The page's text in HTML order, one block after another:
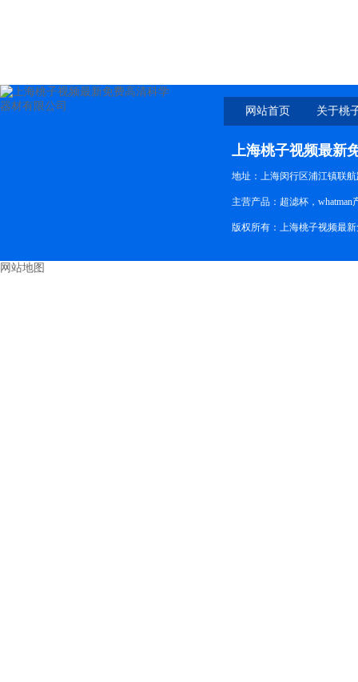
网站首页 关于桃
上海桃子视频最新
地址：上海闵行区浦江镇联
主营产品：超滤杯，whatman产
版权所有：上海桃子视频最
网站地图